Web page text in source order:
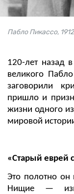
Пабло Пикассо, 1912
120-лет назад
великого
заговорили
пришло и
жизни одного
мировой
«Старый еврей
Это полотно он
Нищие —